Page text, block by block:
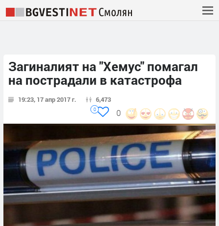
Загиналият на "Хемус" помагал
на пострадали в катастрофа
19:23, 17 апр 2017 г. 6,473
0
0